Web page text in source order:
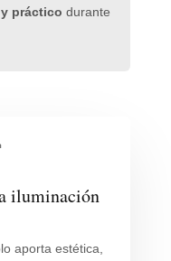
práctico durante
iluminación
aporta estética,